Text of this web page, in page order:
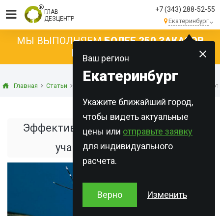
ГЛАВ
ДЕЗЦЕНТР
+7 (343) 288-52-55
Екатеринбург
Ваш регион
Екатеринбург
Укажите ближайший город,
чтобы видеть актуальные
цены или отправьте заявку
для индивидуального
расчета.
Верно Изменить
МЫ ВЫПОЛНЯЕМБОЛЕЕ 250 ЗАКАЗОВ
КАЖДЫЙ ДЕНЬ!
Главная Статьи Эффективные методы
Эффективные методы обработки
участков от комаров